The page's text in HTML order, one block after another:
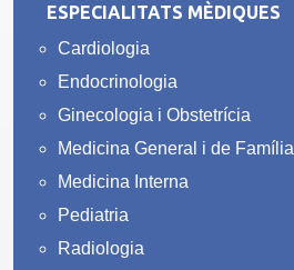
ESPECIALITATS MÈDIQUES
Cardiologia
Endocrinologia
Ginecologia i Obstetrícia
Medicina General i de Família
Medicina Interna
Pediatria
Radiologia